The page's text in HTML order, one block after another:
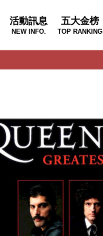
活動訊息
NEW INFO.
五大金榜
TOP RANKING